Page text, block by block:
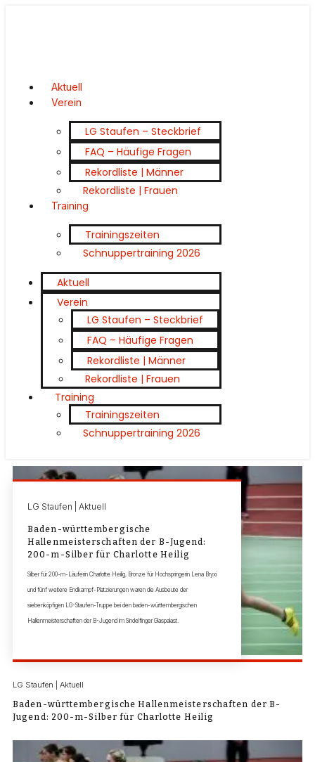
Aktuell
Verein
LG Staufen – Steckbrief
FAQ – Häufige Fragen
Rekordliste | Männer
Rekordliste | Frauen
Training
Trainingszeiten
Schnuppertraining 2026
Aktuell
Verein
LG Staufen – Steckbrief
FAQ – Häufige Fragen
Rekordliste | Männer
Rekordliste | Frauen
Training
Trainingszeiten
Schnuppertraining 2026
LG Staufen | Aktuell
Baden-württembergische
Hallenmeisterschaften der B-Jugend:
200-m-Silber für Charlotte Heilig
Silber für 200-m-Läuferin Charlotte Heilig, Bronze für Hochspringerin Lena Bryxi
und fünf weitere Endkampf-Platzierungen waren die Ausbeute der
siebenköpfigen LG-Staufen-Truppe bei den baden-württembergischen
Hallenmeisterschaften der B-Jugend im Sindelfinger Glaspalast.
LG Staufen | Aktuell
Baden-württembergische Hallenmeisterschaften der B-
Jugend: 200-m-Silber für Charlotte Heilig